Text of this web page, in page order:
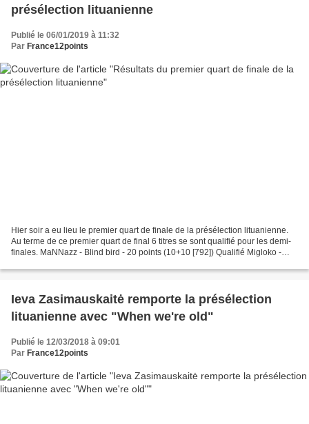
présélection lituanienne
Publié le 06/01/2019 à 11:32
Par France12points
Hier soir a eu lieu le premier quart de finale de la présélection lituanienne.
Au terme de ce premier quart de final 6 titres se sont qualifié pour les demi-
finales. MaNNazz - Blind bird - 20 points (10+10 [792]) Qualifié Migloko -
Ieva Zasimauskaitė remporte la présélection
lituanienne avec "When we're old"
Publié le 12/03/2018 à 09:01
Par France12points